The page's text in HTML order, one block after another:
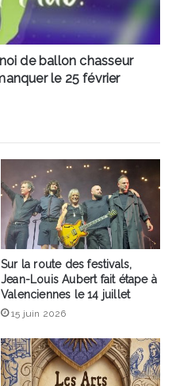
de ballon chasseur
le 25 février
Sur la route des festivals,
Jean-Louis Aubert fait étape à
Valenciennes le 14 juillet
15 juin 2026